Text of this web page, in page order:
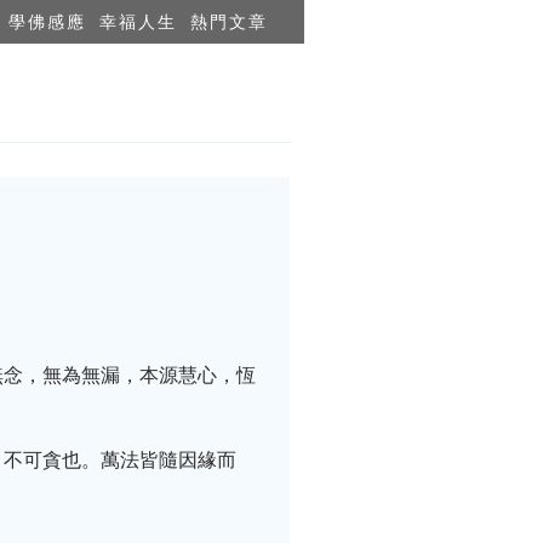
學佛感應 幸福人生 熱門文章
，無為無漏，本源慧心，恆
可貪也。萬法皆隨因緣而